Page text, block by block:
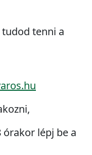
tenni a
órakor lépj be a